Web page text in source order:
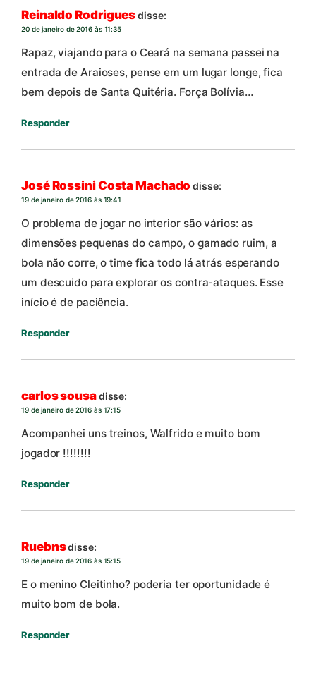
Reinaldo Rodriguesdisse:
20 de janeiro de 2016 às 11:35
Rapaz, viajando para o Ceará na semana passei na
entrada de Araioses, pense em um lugar longe, fica
bem depois de Santa Quitéria. Força Bolívia…
Responder
José Rossini Costa Machado disse:
19 de janeiro de 2016 às 19:41
O problema de jogar no interior são vários: as
dimensões pequenas do campo, o gamado ruim, a
bola não corre, o time fica todo lá atrás esperando
um descuido para explorar os contra-ataques. Esse
início é de paciência.
Responder
carlos sousadisse:
19 de janeiro de 2016 às 17:15
Acompanhei uns treinos, Walfrido e muito bom
jogador !!!!!!!!
Responder
Ruebnsdisse:
19 de janeiro de 2016 às 15:15
E o menino Cleitinho? poderia ter oportunidade é
muito bom de bola.
Responder